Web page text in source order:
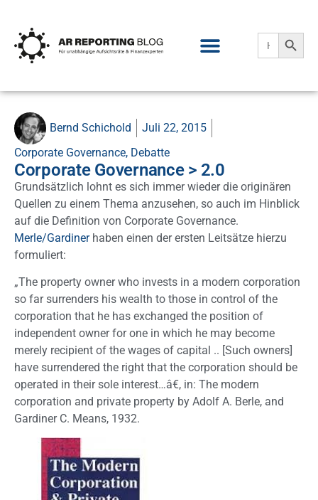
Search
for:
Bernd Schichold
Juli 22, 2015
Corporate Governance, Debatte
Corporate Governance > 2.0
Grundsätzlich lohnt es sich immer wieder die originären
Quellen zu einem Thema anzusehen, so auch im Hinblick
auf die Definition von Corporate Governance.
Merle/Gardiner haben einen der ersten Leitsätze hierzu
formuliert:
„The property owner who invests in a modern corporation
so far surrenders his wealth to those in control of the
corporation that he has exchanged the position of
independent owner for one in which he may become
merely recipient of the wages of capital .. [Such owners]
have surrendered the right that the corporation should be
operated in their sole interest…â€, in: The modern
corporation and private property by Adolf A. Berle, and
Gardiner C. Means, 1932.